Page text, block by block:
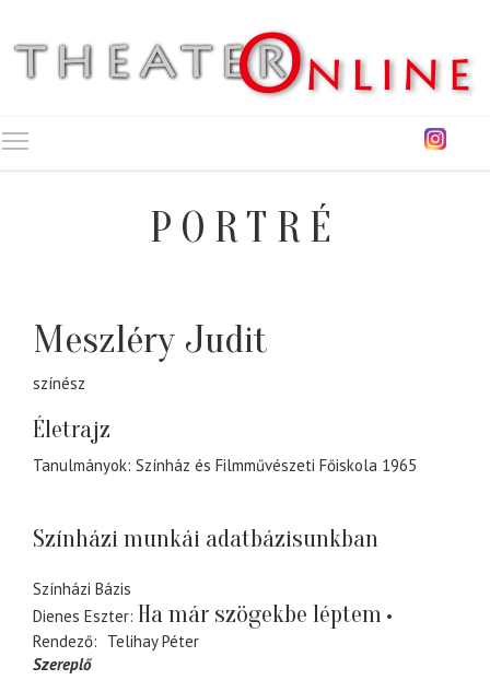
PORTRÉ
Meszléry Judit
színész
Életrajz
Tanulmányok: Színház és Filmművészeti Főiskola 1965
Színházi munkái adatbázisunkban
Színházi Bázis
Dienes Eszter Ha már szögekbe léptem
Rendező
Telihay Péter
Szereplő